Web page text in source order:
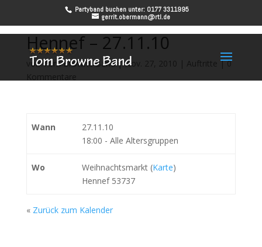
Partyband buchen unter: 0177 3311995
gerrit.obermann@rtl.de
Hennef – 27.11.10
vonTom Browne Band|Nov. 27, 2010 | Auftritte |0
Kommentare
Wann
27.11.10
18:00 - Alle Altersgruppen
Wo Weihnachtsmarkt (Karte)
Hennef 53737
« Zurück zum Kalender